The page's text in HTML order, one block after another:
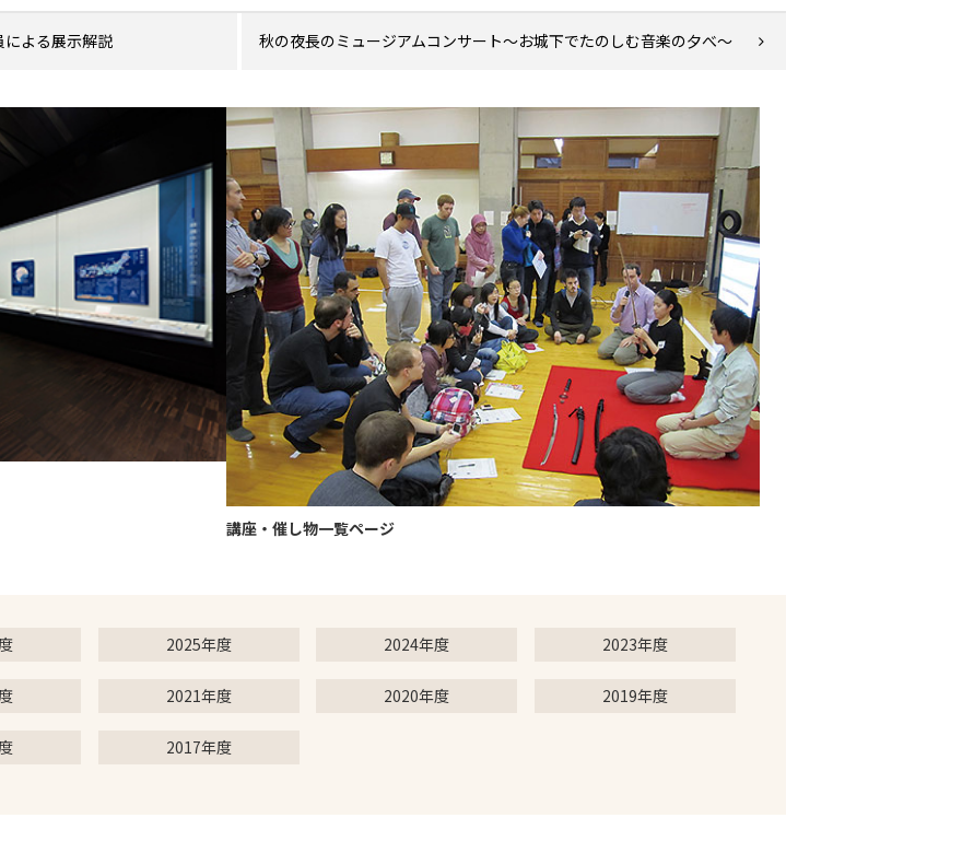
による展示解説 秋の夜長のミュージアムコンサート～お城下でたのしむ音楽の夕べ～
講座・催し物一覧ページ
2025年度 2024年度 2023年度
2021年度 2020年度 2019年度
2017年度